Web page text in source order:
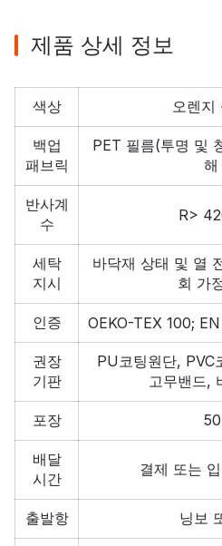
제품 상세 정보
색상 오렌지
백업
패브릭
PET 필름(투명 및
해
반사계
수
R>
세탁
지시
바닥재 상태 및 열
회 가
인증 OEKO-TEX 100;
권장
기판
PU코팅원단, PVC
고무밴드,
포장
배달
시간
결제 또는
출발항 닝보